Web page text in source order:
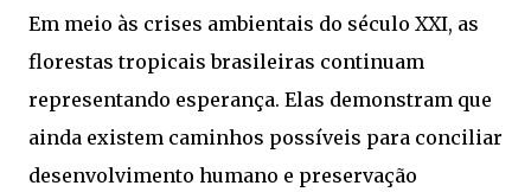
Em meio às crises ambientais do século XXI, as
florestas tropicais brasileiras continuam
representando esperança. Elas demonstram que
ainda existem caminhos possíveis para conciliar
desenvolvimento humano e preservação